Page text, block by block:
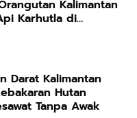
Kalimantan
Karhutla di
Darat Kalimantan
Hutan
Tanpa Awak